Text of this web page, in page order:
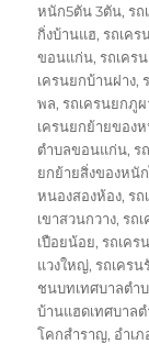
หนัก5ตัน 3ตัน,รถ
กิ่งบ้านแฮ,รถเคร
ขอนแก่น,รถเคร
เครนยกบ้านฝาง,
พล,รถเครนยกภู
เครนยกย้ายของ
ตำบลขอนแก่น,ร
ยกย้ายสิ่งของหนั
หนองสองห้อง,รถ
เขาสวนกวาง,รถ
เปือยน้อย,รถเคร
แวงใหญ่,รถเครน
ชนบทเทศบาลตำ
บ้านแฮดเทศบาล
โคกสำราญ, อำเ